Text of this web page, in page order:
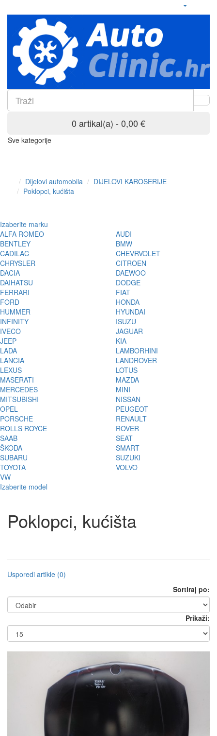
0 artikal(a) - 0,00 €
Sve kategorije
Dijelovi automobila
DIJELOVI KAROSERIJE
Poklopci, kućišta
Izaberite marku
ALFA ROMEO
AUDI
BENTLEY
BMW
CADILAC
CHEVRVOLET
CHRYSLER
CITROEN
DACIA
DAEWOO
DAIHATSU
DODGE
FERRARI
FIAT
FORD
HONDA
HUMMER
HYUNDAI
INFINITY
ISUZU
IVECO
JAGUAR
JEEP
KIA
LADA
LAMBORHINI
LANCIA
LANDROVER
LEXUS
LOTUS
MASERATI
MAZDA
MERCEDES
MINI
MITSUBISHI
NISSAN
OPEL
PEUGEOT
PORSCHE
RENAULT
ROLLS ROYCE
ROVER
SAAB
SEAT
ŠKODA
SMART
SUBARU
SUZUKI
TOYOTA
VOLVO
VW
Izaberite model
Poklopci, kućišta
Usporedi artikle (0)
Sortiraj po:
Prikaži: